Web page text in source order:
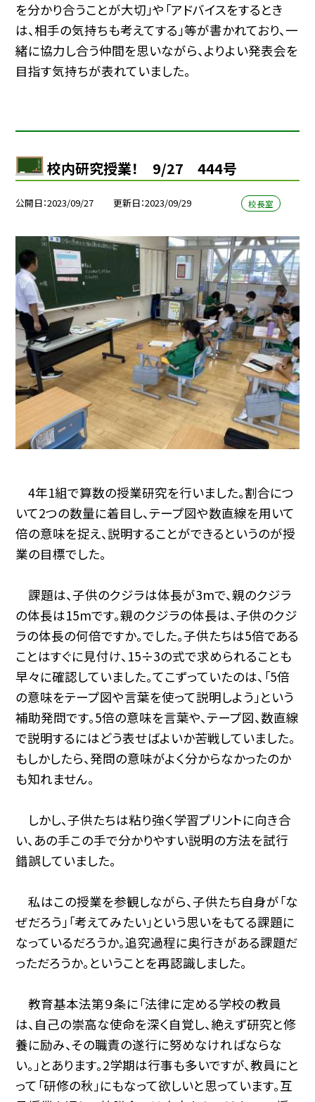
を分かり合うことが大切」や「アドバイスをするとき
は、相手の気持ちも考えてする」等が書かれており、一
緒に協力し合う仲間を思いながら、よりよい発表会を
目指す気持ちが表れていました。
校内研究授業！ 9/27 444号
公開日 2023/09/27 更新日 2023/09/29 校長室
4年1組で算数の授業研究を行いました。割合につ
いて2つの数量に着目し、テープ図や数直線を用いて
倍の意味を捉え、説明することができるというのが授
業の目標でした。
課題は、子供のクジラは体長が3mで、親のクジラ
の体長は15mです。親のクジラの体長は、子供のクジ
ラの体長の何倍ですか。でした。子供たちは5倍である
ことはすぐに見付け、15÷3の式で求められることも
早々に確認していました。てこずっていたのは、「5倍
の意味をテープ図や言葉を使って説明しよう」という
補助発問です。5倍の意味を言葉や、テープ図、数直線
で説明するにはどう表せばよいか苦戦していました。
もしかしたら、発問の意味がよく分からなかったのか
も知れません。
しかし、子供たちは粘り強く学習プリントに向き合
い、あの手この手で分かりやすい説明の方法を試行
錯誤していました。
私はこの授業を参観しながら、子供たち自身が「な
ぜだろう」「考えてみたい」という思いをもてる課題に
なっているだろうか。追究過程に奥行きがある課題だ
っただろうか。ということを再認識しました。
教育基本法第９条に「法律に定める学校の教員
は、自己の崇高な使命を深く自覚し、絶えず研究と修
養に励み、その職責の遂行に努めなければならな
い。」とあります。2学期は行事も多いですが、教員にと
って「研修の秋」にもなって欲しいと思っています。互